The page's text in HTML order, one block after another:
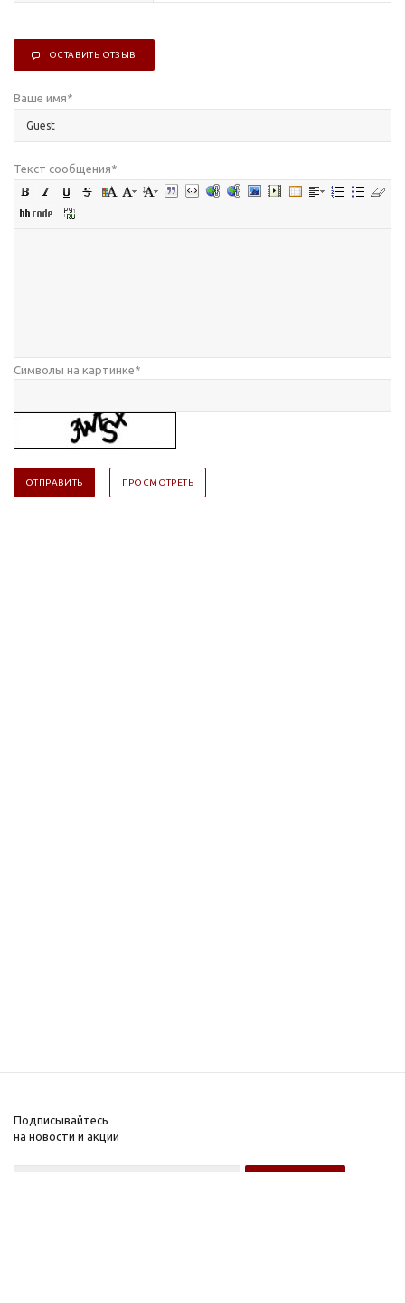
ОСТАВИТЬ ОТЗЫВ
Ваше имя*
Текст сообщения*
Символы на картинке*
Подписывайтесь
на новости и акции